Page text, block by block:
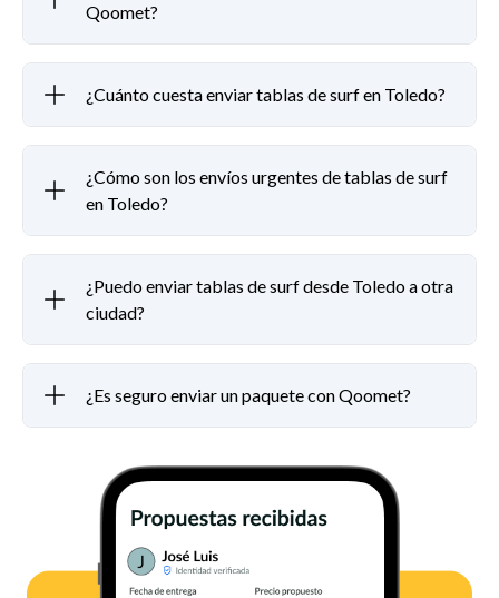
Qoomet?
¿Cuánto cuesta enviar tablas de surf en Toledo?
¿Cómo son los envíos urgentes de tablas de surf
en Toledo?
¿Puedo enviar tablas de surf desde Toledo a otra
ciudad?
¿Es seguro enviar un paquete con Qoomet?